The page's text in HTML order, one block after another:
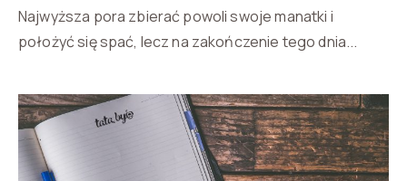
Najwyższa pora zbierać powoli swoje manatki i
położyć się spać, lecz na zakończenie tego dnia...